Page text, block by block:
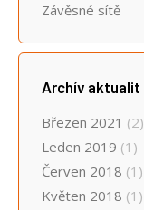
Závěsné sítě
Archív aktualit
Březen 2021 (2)
Leden 2019 (1)
Červen 2018 (1)
Květen 2018 (1)